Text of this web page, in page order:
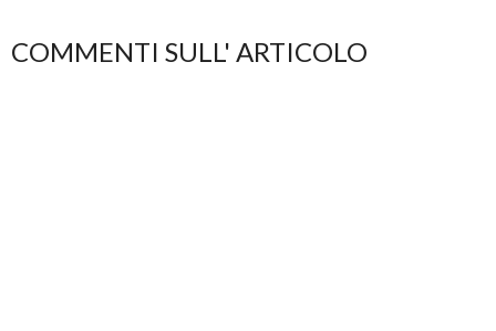
COMMENTI SULL' ARTICOLO